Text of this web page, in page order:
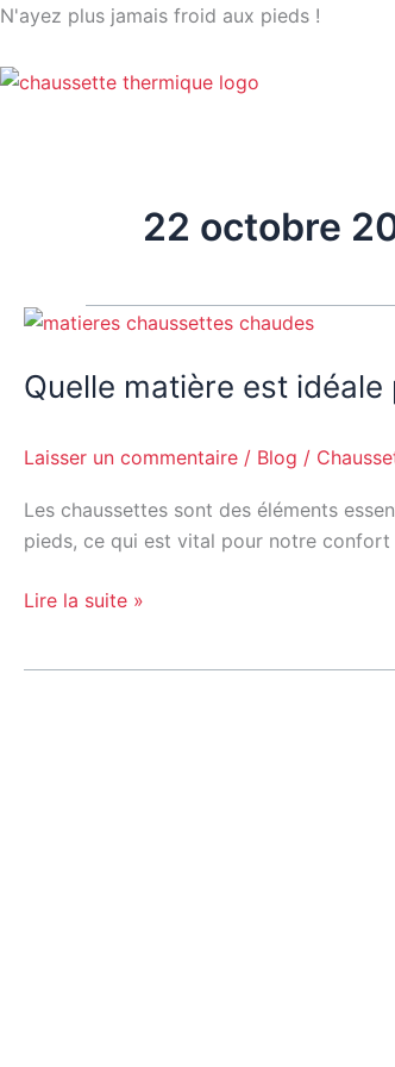
Aller
contenu
N'ayez plus jamais froid aux pieds !
22 octobre
Quelle matière est
Laisser un commentaire / Blog /
Les chaussettes sont des éléments
pieds, ce qui est vital pour notre
Quelle
est
chaussettes
?
Lire la suite »